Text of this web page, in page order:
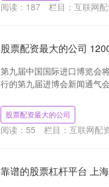
阅读： 187 栏目： 互联网
股票配资最大的公司
第九届中国国际进口博览会
行的第九届进博会新闻通气
股票配资最大的公司
阅读： 55 栏目： 互联网配
靠谱的股票杠杆平台 上